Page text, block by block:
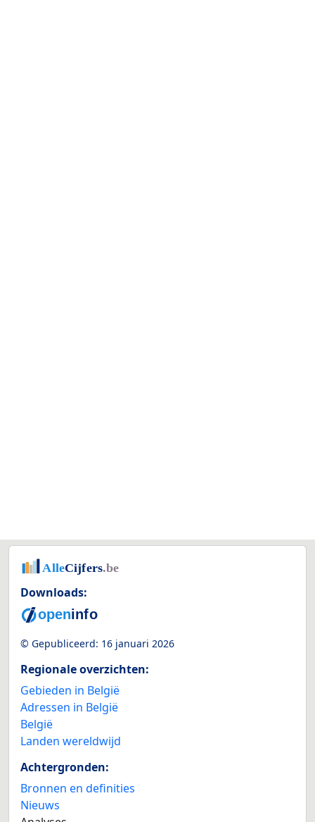
Downloads:
© Gepubliceerd: 16 januari 2026
Regionale overzichten:
Gebieden in België
Adressen in België
België
Landen wereldwijd
Achtergronden:
Bronnen en definities
Nieuws